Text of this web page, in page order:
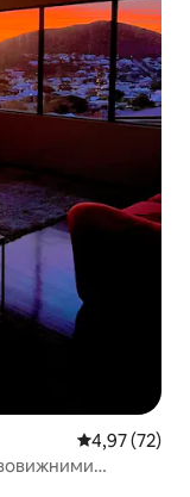
Середня
4,97 (72)